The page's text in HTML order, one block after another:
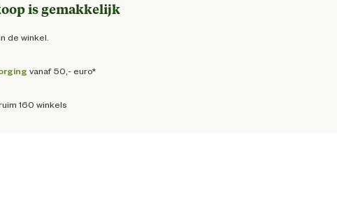
is gemakkelijk
de winkel.
vanaf 50,- euro*
160 winkels